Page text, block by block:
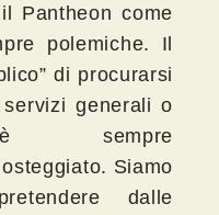
Pantheon come
polemiche. Il
di procurarsi
generali o
sempre
Siamo
dalle